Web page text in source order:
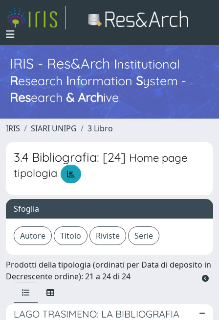
IRIS - Res&ArchInstitutional
Research InformationSystem -
Research & Archive
IRIS SIARI UNIPG 3 Libro
3.4 Bibliografia: [24] Home page
tipologia
Sfoglia
Prodotti della tipologia (ordinati per Data di deposito in
Decrescente ordine): 21 a 24 di 24
LAGO TRASIMENO: LA BIBLIOGRAFIA